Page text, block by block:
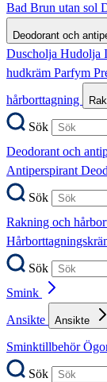
Bad Brun utan sol
Deodorant och
Duscholja Hudolja
hudkräm Parfym
hårborttagning
Sök
Deodorant och
Antiperspirant
Sök
Rakning och
Sök
Smink
Ansikte
Ansikte
Sminktillbehör
Sök